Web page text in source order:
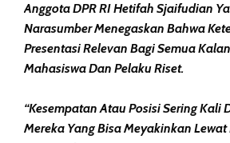
Anggota DPR RI Hetifah Sjaifudian
Narasumber Menegaskan Bahwa
Presentasi Relevan Bagi Semua
Mahasiswa Dan Pelaku Riset.
“Kesempatan Atau Posisi Sering Kali
Mereka Yang Bisa Meyakinkan